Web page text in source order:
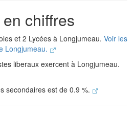
chiffres
et 2 Lycées à Longjumeau. Voir les
Longjumeau.
liberaux exercent à Longjumeau.
secondaires est de 0.9 %.